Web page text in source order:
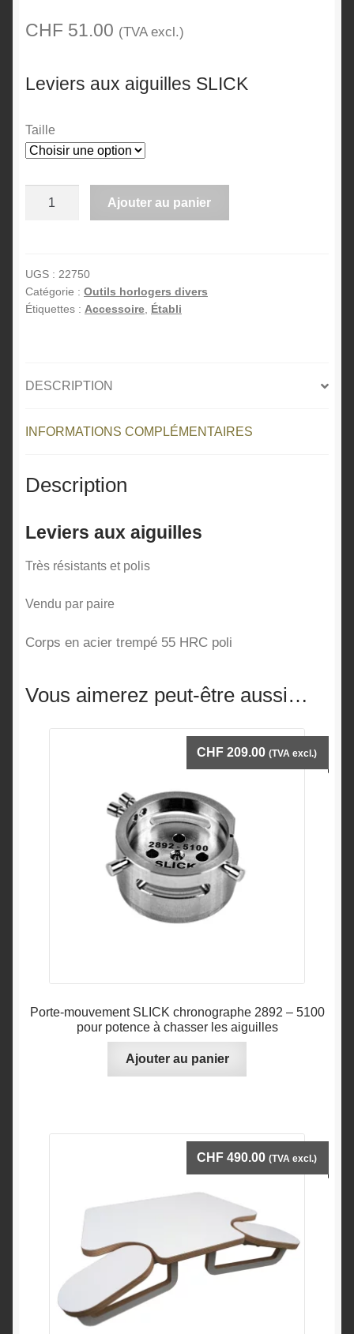
CHF 51.00 (TVA excl.)
Leviers aux aiguilles SLICK
Taille
aiguilles
SLICK
Ajouter au panier
t
e
r
i
e
UGS : 22750
Catégorie : Outils horlogers divers
Étiquettes : Accessoire Établi
DESCRIPTION
INFORMATIONS COMPLÉMENTAIRES
Description
Leviers aux aiguilles
Très résistants et polis
Vendu par paire
Corps en acier trempé 55 HRC poli
Vous aimerez peut-être aussi…
Porte-mouvement SLICK chronographe 2892 – 5100
pour potence à chasser les aiguilles
CHF 209.00 (TVA excl.)
Ajouter au panier
CHF 490.00 (TVA excl.)